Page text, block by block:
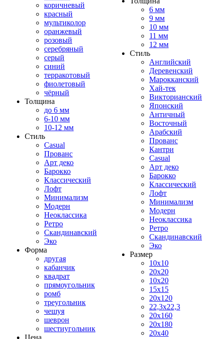
коричневый
красный
мультиколор
оранжевый
розовый
серебряный
серый
синий
терракотовый
фиолетовый
чёрный
Толщина
до 6 мм
6-10 мм
10-12 мм
Стиль
Casual
Прованс
Арт деко
Барокко
Классический
Лофт
Минимализм
Модерн
Неоклассика
Ретро
Скандинавский
Эко
Форма
другая
кабанчик
квадрат
прямоугольник
ромб
треугольник
чешуя
шеврон
шестиугольник
Цена
6 мм
9 мм
10 мм
11 мм
12 мм
Стиль
Английский
Деревенский
Марокканский
Хай-тек
Викторианский
Японский
Античный
Восточный
Арабский
Прованс
Кантри
Casual
Арт деко
Барокко
Классический
Лофт
Минимализм
Модерн
Неоклассика
Ретро
Скандинавский
Эко
Размер
10x10
20x20
10x20
15x15
20x120
22,3x22,3
20x160
20x180
20x40